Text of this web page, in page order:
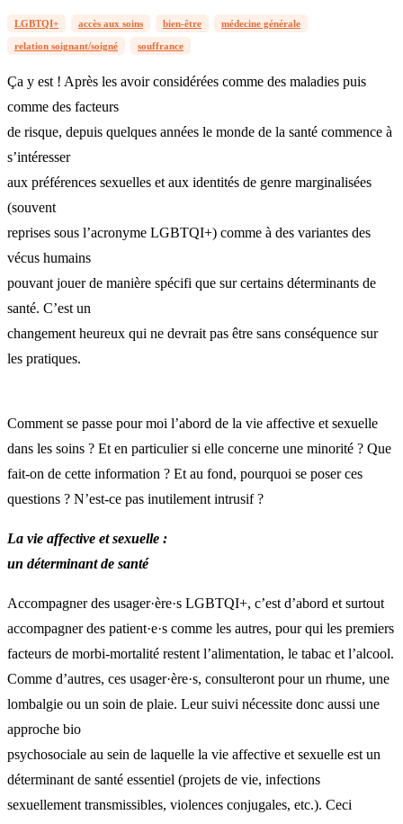
LGBTQI+ accès aux soins bien-être médecine générale
relation soignant/soigné souffrance
Ça y est ! Après les avoir considérées comme des maladies puis
comme des facteurs
de risque, depuis quelques années le monde de la santé commence à
s’intéresser
aux préférences sexuelles et aux identités de genre marginalisées
(souvent
reprises sous l’acronyme LGBTQI+) comme à des variantes des
vécus humains
pouvant jouer de manière spécifi que sur certains déterminants de
santé. C’est un
changement heureux qui ne devrait pas être sans conséquence sur
les pratiques.
Comment se passe pour moi l’abord de la vie affective et sexuelle
dans les soins ? Et en particulier si elle concerne une minorité ? Que
fait-on de cette information ? Et au fond, pourquoi se poser ces
questions ? N’est-ce pas inutilement intrusif ?
La vie affective et sexuelle :
un déterminant de santé
Accompagner des usager·ère·s LGBTQI+, c’est d’abord et surtout
accompagner des patient·e·s comme les autres, pour qui les premiers
facteurs de morbi-mortalité restent l’alimentation, le tabac et l’alcool.
Comme d’autres, ces usager·ère·s, consulteront pour un rhume, une
lombalgie ou un soin de plaie. Leur suivi nécessite donc aussi une
approche bio
psychosociale au sein de laquelle la vie affective et sexuelle est un
déterminant de santé essentiel (projets de vie, infections
sexuellement transmissibles, violences conjugales, etc.). Ceci